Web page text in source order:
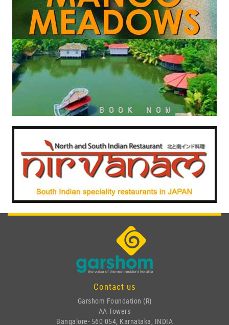
Contact us
Garshom Foundation (R)
AA Towers
Bangalore- 560 054, Karnataka, INDIA